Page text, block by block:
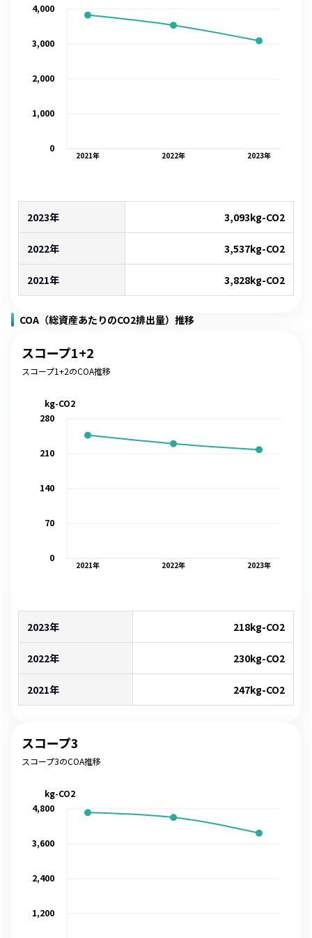
2021年 2022年 2023年
0
1,000
2,000
3,000
4,000
2023年 3,093kg-CO2
2022年 3,537kg-CO2
2021年 3,828kg-CO2
COA（総資産あたりのCO2排出量）推移
スコープ1+2
スコープ1+2のCOA推移
2021年 2022年 2023年
0
70
140
210
280
kg-CO2
2023年 218kg-CO2
2022年 230kg-CO2
2021年 247kg-CO2
スコープ3
スコープ3のCOA推移
1,200
2,400
3,600
4,800
kg-CO2